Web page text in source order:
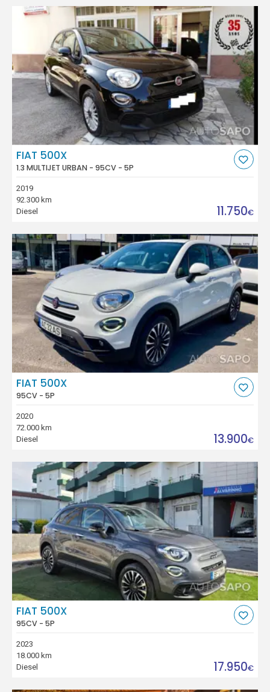
FIAT 500X
1.3 MULTIJET URBAN - 95CV - 5P
2019
92.300 km
Diesel
11.750€
FIAT 500X
95CV - 5P
2020
72.000 km
Diesel
13.900€
FIAT 500X
95CV - 5P
2023
18.000 km
Diesel
17.950€